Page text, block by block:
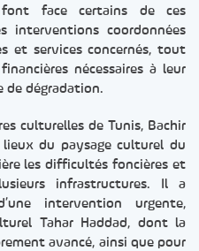
font face certains de ces
interventions coordonnées
et services concernés, tout
nécessaires à leur
dégradation.
culturelles de Tunis, Bachir
du paysage culturel du
les difficultés foncières et
infrastructures. Il a
intervention urgente,
Tahar Haddad, dont la
avancé, ainsi que pour